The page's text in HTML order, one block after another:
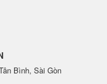
Bình, Sài Gòn